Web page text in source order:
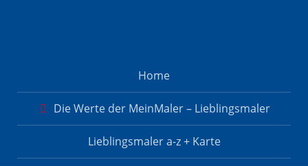
Home
Die Werte der MeinMaler – Lieblingsmaler
Lieblingsmaler a-z + Karte